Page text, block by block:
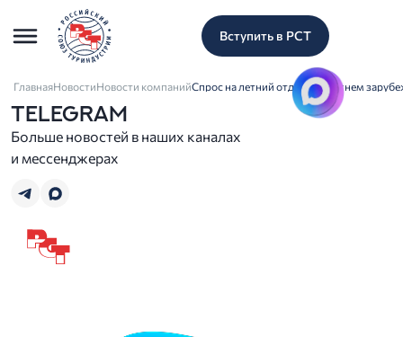
Вступить в РСТ
ГлавнаяНовостиНовости компанийСпрос на летний отдых в ближнем
TELEGRAM
Больше новостей в наших каналах
и мессенджерах